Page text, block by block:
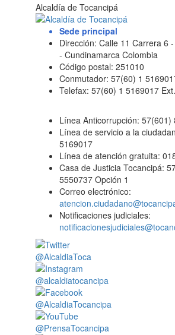
Alcaldía de Tocancipá
Sede principal
Dirección: Calle 11 Carrera 6
- Cundinamarca Colombia
Código postal: 251010
Conmutador: 57(60) 1
Telefax: 57(60) 1 5169017
Línea Anticorrupción: 57(601)
Línea de servicio a la
5169017
Línea de atención gratuita:
Casa de Justicia Tocancipá:
5550737 Opción 1
Correo electrónico:
Notificaciones judiciales:
@AlcaldiaToca
@alcaldiatocancipa
@AlcaldiaTocancipa
@PrensaTocancipa